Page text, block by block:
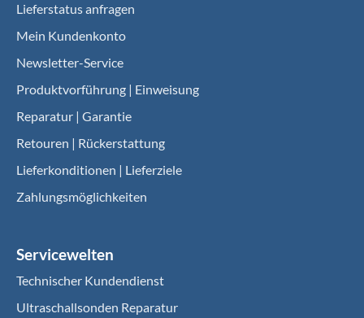
Lieferstatus anfragen
Mein Kundenkonto
Newsletter-Service
Produktvorführung | Einweisung
Reparatur | Garantie
Retouren | Rückerstattung
Lieferkonditionen | Lieferziele
Zahlungsmöglichkeiten
Servicewelten
Technischer Kundendienst
Ultraschallsonden Reparatur